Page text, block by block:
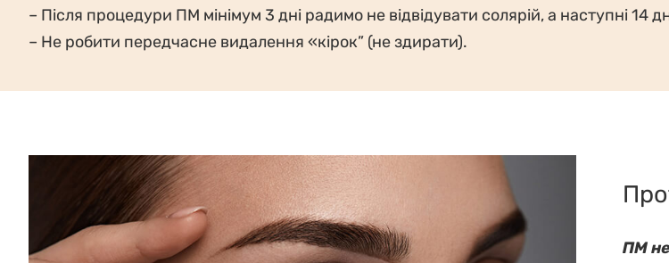
– Після процедури ПМ мінімум 3 дні радимо не відвідувати солярій, а наступні
– Не робити передчасне видалення «кірок” (не здирати).
ПМ